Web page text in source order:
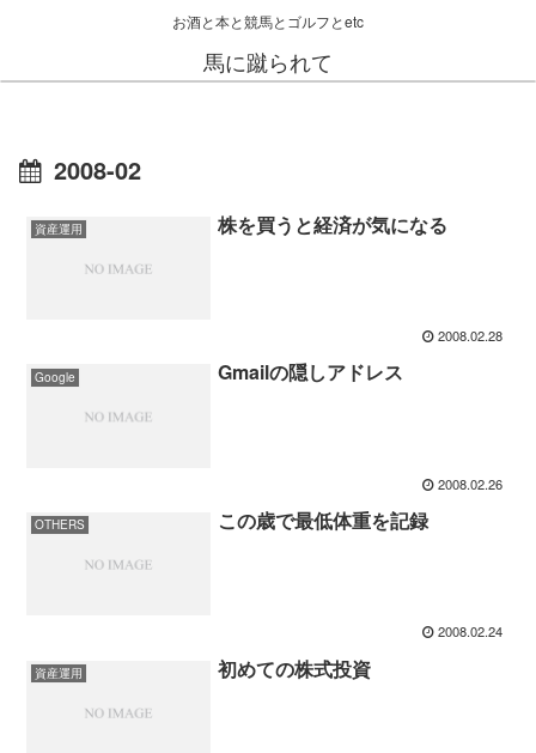
お酒と本と競馬とゴルフとetc
馬に蹴られて
2008-02
資産運用 株を買うと経済が気になる
2008.02.28
Google Gmailの隠しアドレス
2008.02.26
OTHERS この歳で最低体重を記録
2008.02.24
資産運用 初めての株式投資